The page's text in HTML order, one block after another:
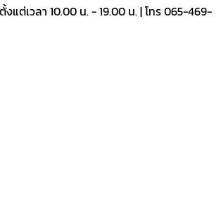
งแต่เวลา 10.00 น. - 19.00 น. | โทร 065-469-